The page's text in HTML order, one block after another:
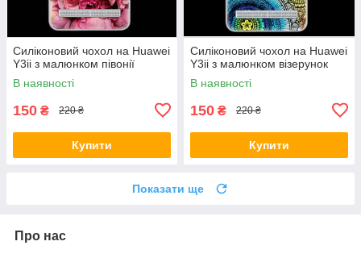
Силіконовий чохол на Huawei
Y3ii з малюнком півонії
В наявності
150 ₴ 220 ₴
Купити
Силіконовий чохол на Huawei
Y3ii з малюнком візерунок
В наявності
150 ₴ 220 ₴
Купити
Показати ще
Про нас